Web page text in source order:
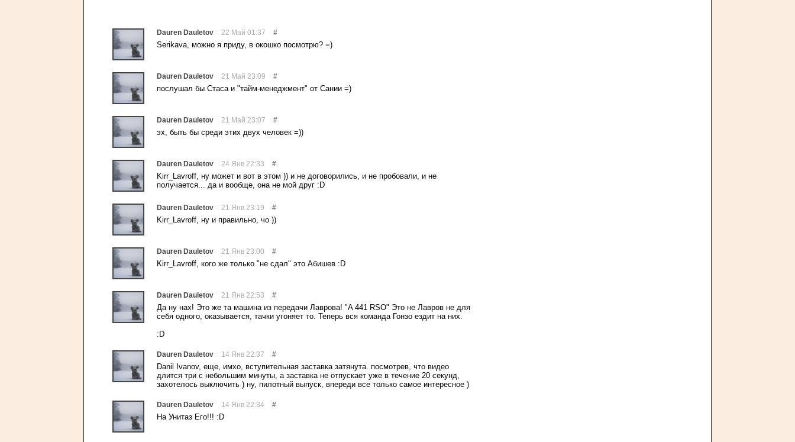
Dauren Dauletov 22 Май 01:37 #
Serikava, можно я приду, в окошко посмотрю? =)
Dauren Dauletov 21 Май 23:09 #
послушал бы Стаса и "тайм-менеджмент" от Сании =)
Dauren Dauletov 21 Май 23:07 #
эх, быть бы среди этих двух человек =))
Dauren Dauletov 24 Янв 22:33 #
Kirr_Lavroff, ну может и вот в этом )) и не договорились, и не пробовали, и не
получается... да и вообще, она не мой друг :D
Dauren Dauletov 21 Янв 23:19 #
Kirr_Lavroff, ну и правильно, чо ))
Dauren Dauletov 21 Янв 23:00 #
Kirr_Lavroff, кого же только "не сдал" это Абишев :D
Dauren Dauletov 21 Янв 22:53 #
Да ну нах! Это же та машина из передачи Лаврова! "A 441 RSO" Это не Лавров не для
себя одного, оказывается, тачки угоняет то. Теперь вся команда Гонзо ездит на них.
:D
Dauren Dauletov 14 Янв 22:37 #
Danil Ivanov, еще, имхо, вступительная заставка затянута. посмотрев, что видео
длится три с небольшим минуты, а заставка не отпускает уже в течение 20 секунд,
захотелось выключить ) ну, пилотный выпуск, впереди все только самое интересное )
Dauren Dauletov 14 Янв 22:34 #
На Унитаз Его!!! :D